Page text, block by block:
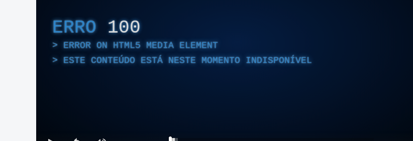
ERRO 100
ERROR ON HTML5 MEDIA ELEMENT
ESTE CONTEÚDO ESTÁ NESTE MOMENTO INDISPONÍVEL